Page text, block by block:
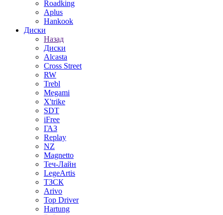
Roadking
Aplus
Hankook
Диски
Назад
Диски
Alcasta
Cross Street
RW
Trebl
Megami
X'trike
SDT
iFree
ГАЗ
Replay
NZ
Magnetto
Теч-Лайн
LegeArtis
ТЗСК
Arivo
Top Driver
Hartung